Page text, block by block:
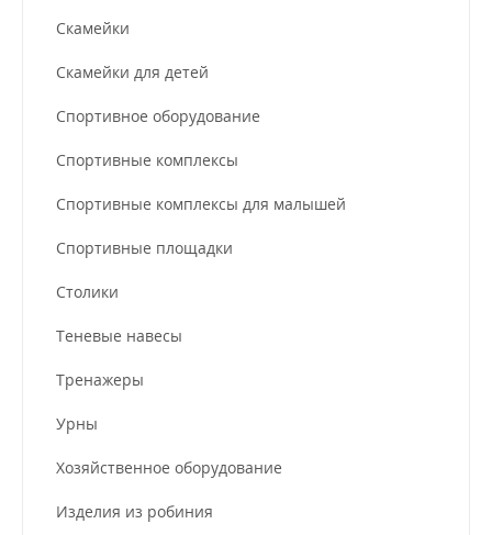
Скамейки
Скамейки для детей
Спортивное оборудование
Спортивные комплексы
Спортивные комплексы для малышей
Спортивные площадки
Столики
Теневые навесы
Тренажеры
Урны
Хозяйственное оборудование
Изделия из робиния